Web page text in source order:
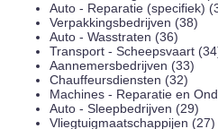
Auto - Reparatie (specifiek)
Verpakkingsbedrijven (38)
Auto - Wasstraten (36)
Transport - Scheepsvaart
Aannemersbedrijven (33)
Chauffeursdiensten (32)
Machines - Reparatie en
Auto - Sleepbedrijven (29)
Vliegtuigmaatschappijen (27)